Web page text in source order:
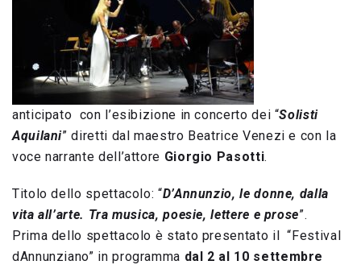
anticipato con l’esibizione in concerto dei “Solisti
Aquilani” diretti dal maestro Beatrice Venezi e con la
voce narrante dell’attore Giorgio Pasotti.
Titolo dello spettacolo: “D’Annunzio, le donne, dalla
vita all’arte. Tra musica, poesie, lettere e prose”.
Prima dello spettacolo è stato presentato il “Festival
dAnnunziano” in programma dal 2 al 10 settembre